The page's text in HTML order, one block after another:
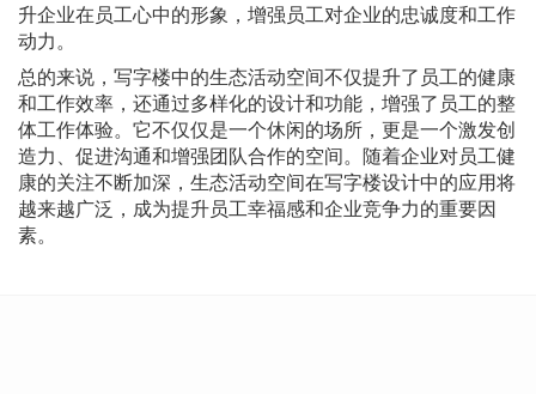
升企业在员工心中的形象，增强员工对企业的忠诚度和工作
动力。
总的来说，写字楼中的生态活动空间不仅提升了员工的健康
和工作效率，还通过多样化的设计和功能，增强了员工的整
体工作体验。它不仅仅是一个休闲的场所，更是一个激发创
造力、促进沟通和增强团队合作的空间。随着企业对员工健
康的关注不断加深，生态活动空间在写字楼设计中的应用将
越来越广泛，成为提升员工幸福感和企业竞争力的重要因
素。